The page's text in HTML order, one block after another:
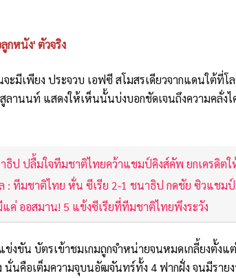
กหนัง' ตัวจริง
ะมีเพียง ประจวบ เอฟซี สโมสรเดียวจากแดนใต้ที่
านนท์ แสดงให้เห็นนั้นบ่งบอกชัดเจนถึงความคลั่งไ
ธิป ปลื้มใจทีมชาติไทยคว้าแชมป์คิงส์คัพ ยกเครดิต
: ทีมชาติไทย หั่น ซีเรีย 2-1 ชนาธิป กดชัย ซิวแชม
แค่ ออสมาน! 5 แข้งซีเรียที่ทีมชาติไทยพึงระวัง
ข่งขัน บัตรเข้าชมเกมถูกจำหน่ายจนหมดเกลี้ยงตั้ง
นั่นคือเต็มความจุบนอัฒจันทร์ทั้ง 4 ฟากฝั่ง จนมีราย